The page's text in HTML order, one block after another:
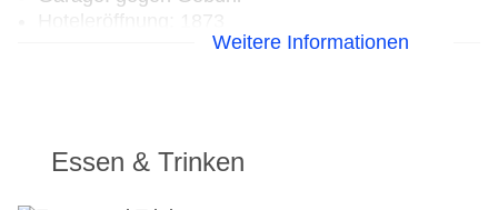
Hoteleröffnung: 1873
Anzahl der Konferenzräume: 1
Anzahl der Aufzüge: 1
Weitere Informationen
Essen & Trinken